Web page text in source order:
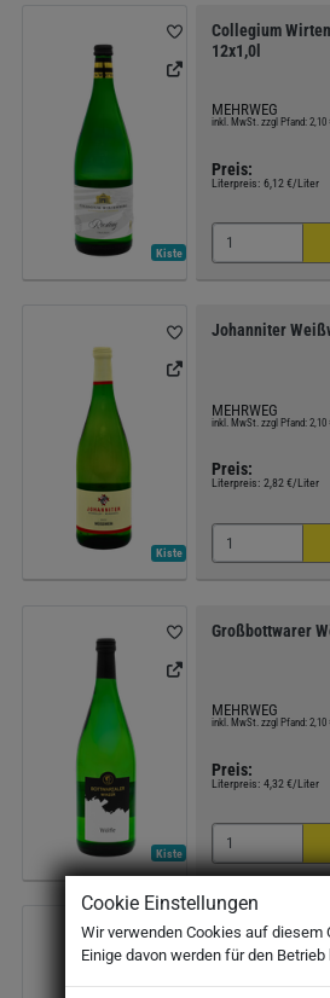
Kiste
Collegium
12x1,0l
MEHRWEG
inkl. MwSt. zzgl Pfand: 2,10
Preis:
Literpreis: 6,12 €/Liter
Kiste
Johanniter
MEHRWEG
inkl. MwSt. zzgl Pfand: 2,10
Preis:
Literpreis: 2,82 €/Liter
Kiste
Großbottwarer
MEHRWEG
inkl. MwSt. zzgl Pfand: 2,10
Preis:
Literpreis: 4,32 €/Liter
Heilbronner
Cookie Einstellungen
Wir verwenden Cookies auf diesem
Einige davon werden für den Betrieb